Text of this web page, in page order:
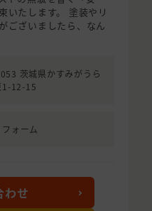
いたします。 塗装やリ
ございましたら、なん
茨城県かすみがうら
1-12-15
ォーム
わせ